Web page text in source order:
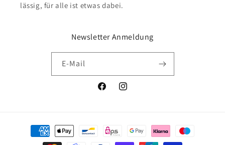
lässig, für alle ist etwas dabei.
Newsletter Anmeldung
E-Mail
FacebookInstagram
Zahlungsmethoden